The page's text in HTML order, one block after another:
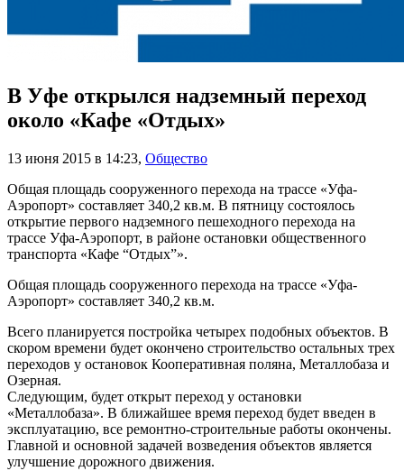
В Уфе открылся надземный переход
около «Кафе «Отдых»
13 июня 2015 в 14:23, Общество
Общая площадь сооруженного перехода на трассе «Уфа-
Аэропорт» составляет 340,2 кв.м. В пятницу состоялось
открытие первого надземного пешеходного перехода на
трассе Уфа-Аэропорт, в районе остановки общественного
транспорта «Кафе “Отдых”».
Общая площадь сооруженного перехода на трассе «Уфа-
Аэропорт» составляет 340,2 кв.м.
Всего планируется постройка четырех подобных объектов. В
скором времени будет окончено строительство остальных трех
переходов у остановок Кооперативная поляна, Металлобаза и
Озерная.
Следующим, будет открыт переход у остановки
«Металлобаза». В ближайшее время переход будет введен в
эксплуатацию, все ремонтно-строительные работы окончены.
Главной и основной задачей возведения объектов является
улучшение дорожного движения.